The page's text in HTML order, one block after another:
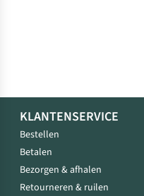
KLANTENSERVICE
Bestellen
Betalen
Bezorgen & afhalen
Retourneren & ruilen